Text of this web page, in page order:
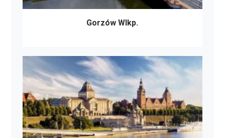
Gorzów Wlkp.